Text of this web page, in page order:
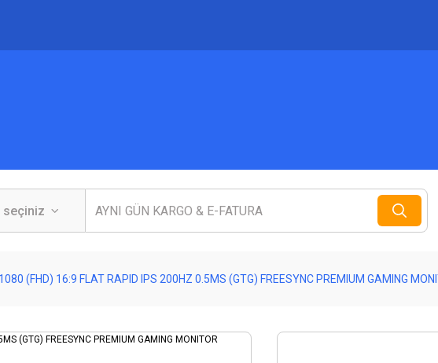
(FHD) 16:9 FLAT RAPID IPS 200HZ 0.5MS (GTG) FREESYNC PREMIUM GAMING